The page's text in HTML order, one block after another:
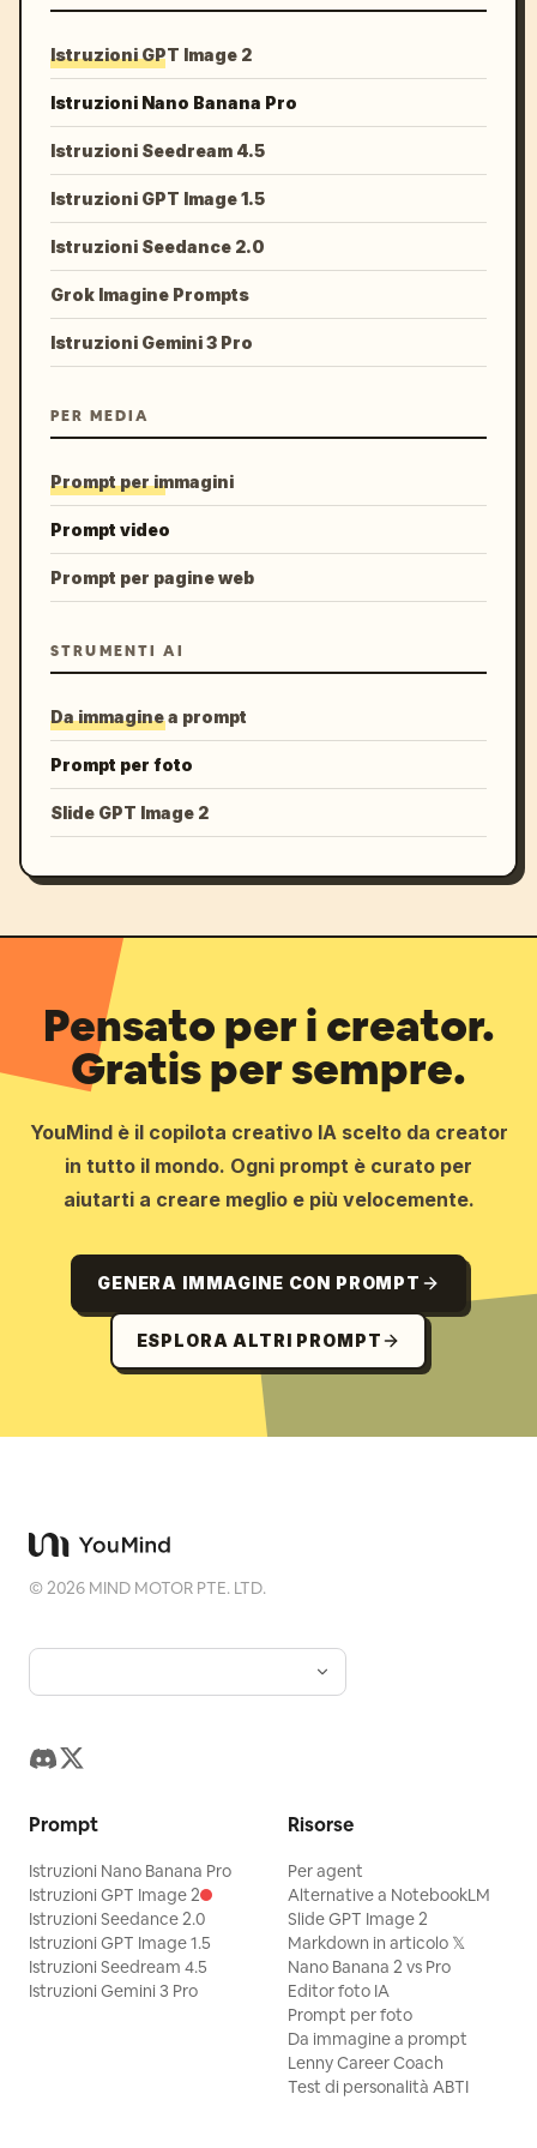
Istruzioni GPT Image 2
Istruzioni Nano Banana Pro
Istruzioni Seedream 4.5
Istruzioni GPT Image 1.5
Istruzioni Seedance 2.0
Grok Imagine Prompts
Istruzioni Gemini 3 Pro
PER MEDIA
Prompt per immagini
Prompt video
Prompt per pagine web
STRUMENTI AI
Da immagine a prompt
Prompt per foto
Slide GPT Image 2
Pensato per i creator.
Gratis per sempre.
YouMind è il copilota creativo IA scelto da creator
in tutto il mondo. Ogni prompt è curato per
aiutarti a creare meglio e più velocemente.
GENERA IMMAGINE CON PROMPT
ESPLORA ALTRI PROMPT
©2026 MIND MOTOR PTE. LTD.
Prompt
Istruzioni Nano Banana Pro
Istruzioni GPT Image 2
Istruzioni Seedance 2.0
Istruzioni GPT Image 1.5
Istruzioni Seedream 4.5
Istruzioni Gemini 3 Pro
Risorse
Per agent
Alternative a NotebookLM
Slide GPT Image 2
Markdown in articolo 𝕏
Nano Banana 2 vs Pro
Editor foto IA
Prompt per foto
Da immagine a prompt
Lenny Career Coach
Test di personalità ABTI